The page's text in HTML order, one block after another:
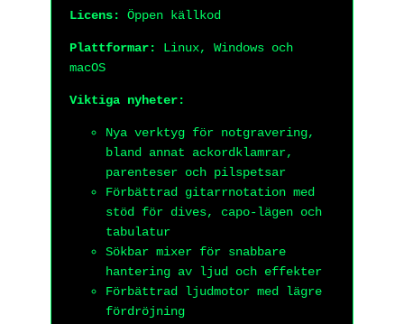
Licens: Öppen källkod
Plattformar:
Linux, Windows och
macOS
Viktiga nyheter:
Nya verktyg för notgravering,
bland annat ackordklamrar,
parenteser och pilspetsar
Förbättrad gitarrnotation med
stöd för dives, capo-lägen och
tabulatur
Sökbar mixer för snabbare
hantering av ljud och effekter
Förbättrad ljudmotor med lägre
fördröjning